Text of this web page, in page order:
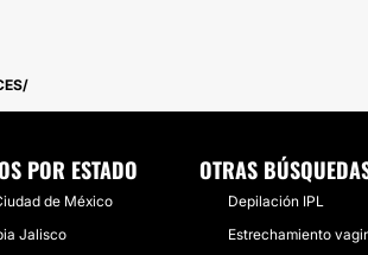
POR ESTADO
de México
Jalisco
OTRAS
Depilación IPL
Estrechamiento